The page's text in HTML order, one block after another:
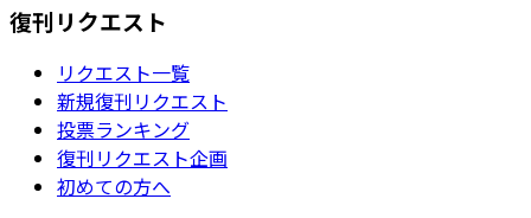
復刊リクエスト
リクエスト一覧
新規復刊リクエスト
投票ランキング
復刊リクエスト企画
初めての方へ